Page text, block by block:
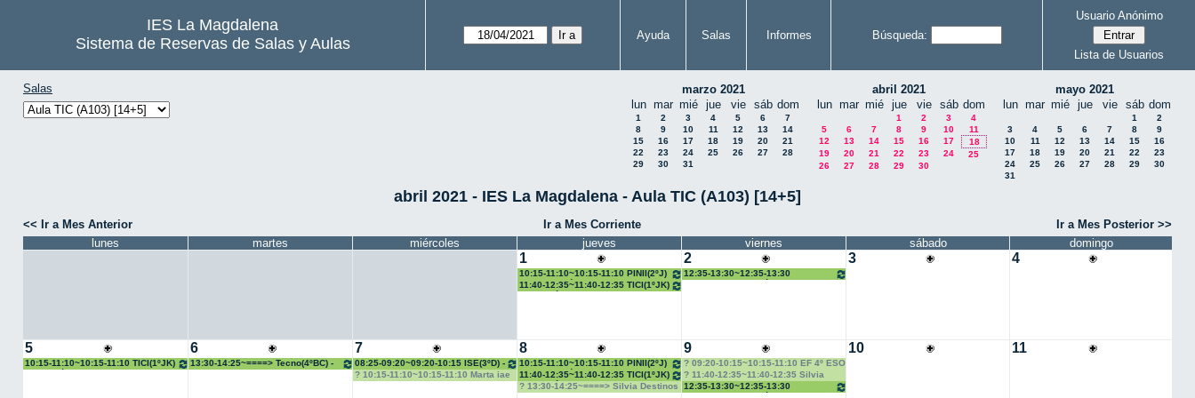
IES La Magdalena
Sistema de Reservas de Salas y Aulas
Ayuda Salas Informes Búsqueda:
Usuario Anónimo
Lista de Usuarios
Salas
marzo 2021
lun mar mié jue vie sáb dom
1 2 3 4 5 6
7
8
9 10 11 12 13
14
15
16 17 18 19 20
21
22
23 24 25 26 27
28
29
30 31
abril 2021
lun mar mié jue vie sáb dom
1 2 3
4
5
6 7 8 9 10
11
12
13 14 15 16 17
18
19
20 21 22 23 24
25
26
27 28 29 30
mayo 2021
lun mar mié jue vie sáb dom
1
2
3
4 5 6 7 8
9
10
11 12 13 14 15
16
17
18 19 20 21 22
23
24
25 26 27 28 29
30
31
abril 2021 - IES La Magdalena - Aula TIC (A103) [14+5]
<< Ir a Mes Anterior Ir a Mes Corriente
Ir a Mes Posterior >>
lunes
martes miércoles jueves viernes sábado domingo
1
10:15-11:10~10:15-11:10 PINII(2ºJ)
- Juan Ramón
11:40-12:35~11:40-12:35 TICI(1ºJK)
- Mª José Bango
2
12:35-13:30~12:35-13:30
TICI(1ºJK) - Mª José Bango
3 4
5
10:15-11:10~10:15-11:10 TICI(1ºJK)
- Mª José Bango
6
13:30-14:25~====> Tecno(4ºBC) -
Juan Pedro
7
08:25-09:20~09:20-10:15 ISE(3ºD) -
Marta
10:15-11:10~10:15-11:10 Marta iae
8
10:15-11:10~10:15-11:10 PINII(2ºJ)
- Juan Ramón
11:40-12:35~11:40-12:35 TICI(1ºJK)
- Mª José Bango
13:30-14:25~====> Silvia Destinos
AVGE
9
09:20-10:15~10:15-11:10 EF 4º ESO
c+b taller de ocio activo
11:40-12:35~11:40-12:35 Silvia
Destinos AVGE
12:35-13:30~12:35-13:30
TICI(1ºJK) - Mª José Bango
10 11